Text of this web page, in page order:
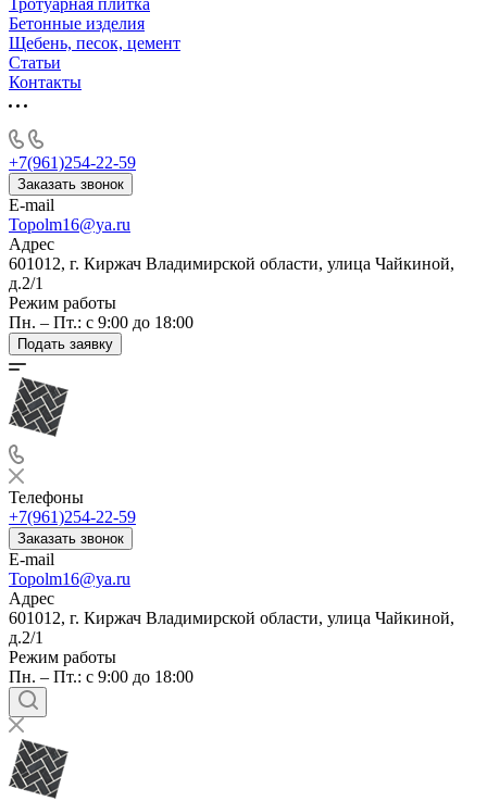
Тротуарная плитка
Бетонные изделия
Щебень, песок, цемент
Статьи
Контакты
+7(961)254-22-59
Заказать звонок
E-mail
Topolm16@ya.ru
Адрес
601012, г. Киржач Владимирской области, улица Чайкиной,
д.2/1
Режим работы
Пн. – Пт.: с 9:00 до 18:00
Подать заявку
Телефоны
+7(961)254-22-59
Заказать звонок
E-mail
Topolm16@ya.ru
Адрес
601012, г. Киржач Владимирской области, улица Чайкиной,
д.2/1
Режим работы
Пн. – Пт.: с 9:00 до 18:00